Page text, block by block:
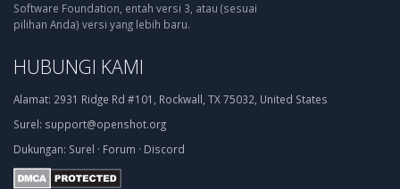
Software Foundation, entah versi 3, atau (sesuai
pilihan Anda) versi yang lebih baru.
HUBUNGI KAMI
Alamat: 2931 Ridge Rd #101, Rockwall, TX 75032, United States
Surel: support@openshot.org
Dukungan: Surel · Forum · Discord